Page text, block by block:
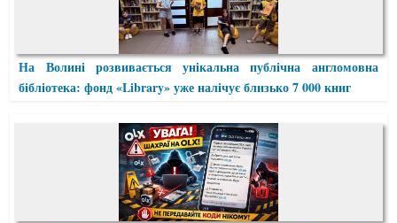
На Волині розвивається унікальна публічна англомовна
бібліотека: фонд «Library» уже налічує близько 7 000 книг